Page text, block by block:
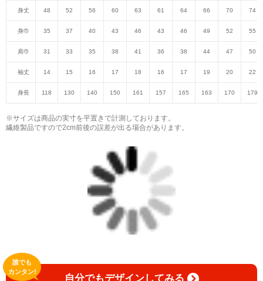
身丈 48 52 56 60 63 61 64 66 70 74
身巾 35 37 40 43 46 43 46 49 52 55
肩巾 31 33 35 38 41 36 38 44 47 50
袖丈 14 15 16 17 18 16 17 19 20 22
身長 118 130 140 150 161 157 165 163 170 179
※サイズは商品の実寸を平置きで計測しております。
繊維製品ですので2cm前後の誤差が出る場合があります。
自分でもデザインしてみる
誰でも
カンタン!